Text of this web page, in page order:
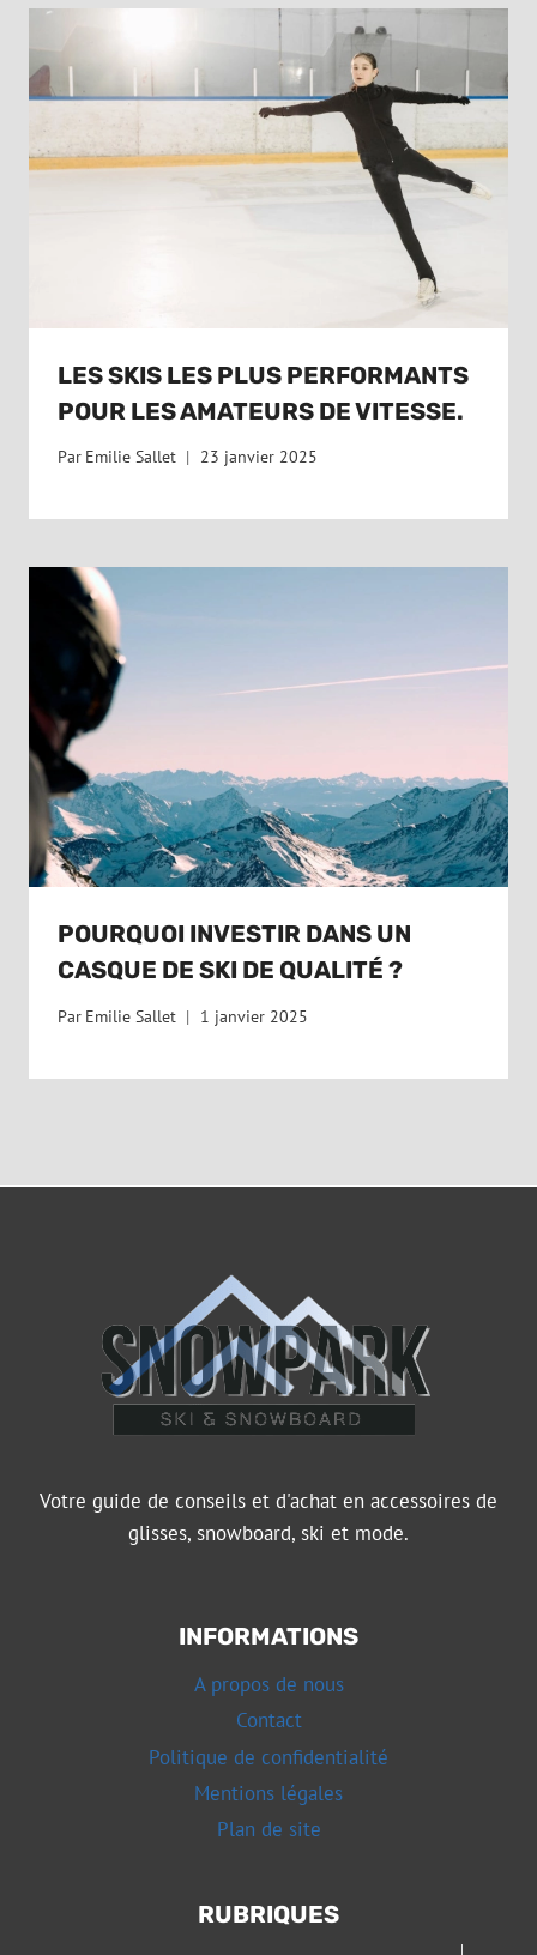
LES SKIS LES PLUS PERFORMANTS
POUR LES AMATEURS DE VITESSE.
Par Emilie Sallet 23 janvier 2025
POURQUOI INVESTIR DANS UN
CASQUE DE SKI DE QUALITÉ ?
Par Emilie Sallet 1 janvier 2025
Votre guide de conseils et d'achat en accessoires de
glisses, snowboard, ski et mode.
INFORMATIONS
A propos de nous
Contact
Politique de confidentialité
Mentions légales
Plan de site
RUBRIQUES